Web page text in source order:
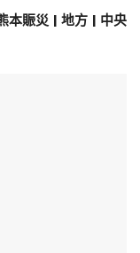
本賑災 | 地方 | 中央